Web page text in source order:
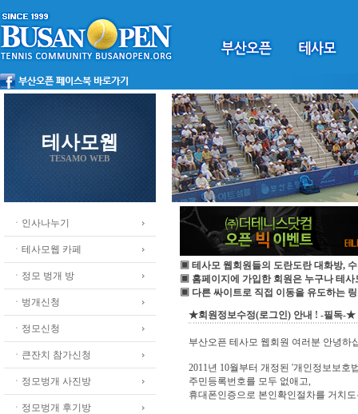
테사모웹
TESAMO WEB
ㆍ인사나누기
ㆍ테사모웹 카페
ㆍ정모 벙개 방
ㆍ벙개신청
ㆍ정모신청
ㆍ큰잔치 참가신청
ㆍ정모벙개 사진방
ㆍ정모벙개 후기방
▣ 테사모 웹회원들의 도란도란 대화방,
▣ 홈페이지에 가입한 회원은 누구나 테사
▣ 다른 싸이트로 직접 이동을 유도하는
★회원정보수정(로그인) 안내 ! -필독-★
부산오픈 테사모 웹회원 여러분 안녕하
2011년 10월부터 개정된 '개인정보보호
주민등록번호를 모두 없애고,
휴대폰인증으로 본인확인절차를 거치